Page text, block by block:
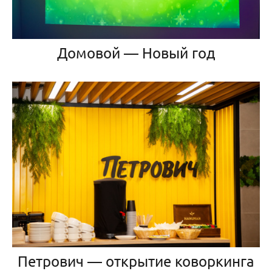
Домовой — Новый год
Петрович — открытие коворкинга